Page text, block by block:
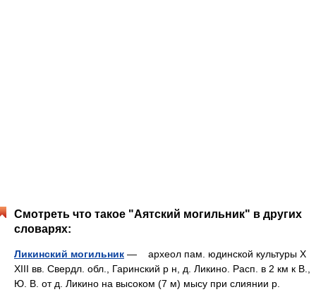
Смотреть что такое "Аятский могильник" в других
словарях:
Ликинский могильник — археол пам. юдинской культуры X
XIII вв. Свердл. обл., Гаринский р н, д. Ликино. Расп. в 2 км к В.,
Ю. В. от д. Ликино на высоком (7 м) мысу при слиянии р.